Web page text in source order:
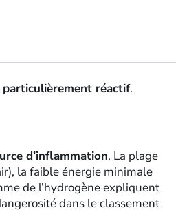
particulièrement réactif.
d’inflammation. La plage
la faible énergie minimale
de l’hydrogène expliquent
dans le classement